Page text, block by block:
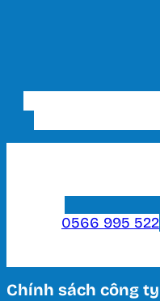
0566 995 522
Chính sách công ty